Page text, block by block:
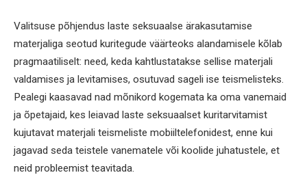
Valitsuse põhjendus laste seksuaalse ärakasutamise
materjaliga seotud kuritegude väärteoks alandamisele kõlab
pragmaatiliselt: need, keda kahtlustatakse sellise materjali
valdamises ja levitamises, osutuvad sageli ise teismelisteks.
Pealegi kaasavad nad mõnikord kogemata ka oma vanemaid
ja õpetajaid, kes leiavad laste seksuaalset kuritarvitamist
kujutavat materjali teismeliste mobiiltelefonidest, enne kui
jagavad seda teistele vanematele või koolide juhatustele, et
neid probleemist teavitada.